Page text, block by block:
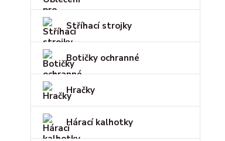
Stříhací strojky
Botičky ochranné
Hračky
Hárací kalhotky